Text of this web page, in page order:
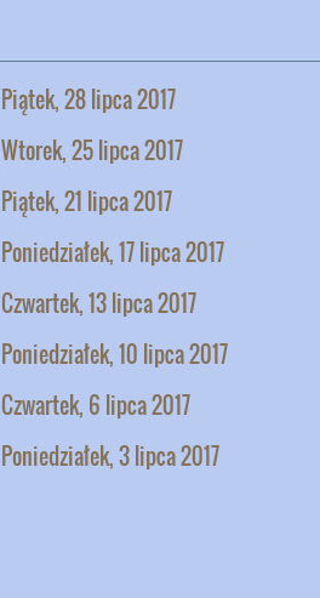
Piątek, 28 lipca 2017
Wtorek, 25 lipca 2017
Piątek, 21 lipca 2017
Poniedziałek, 17 lipca 2017
Czwartek, 13 lipca 2017
Poniedziałek, 10 lipca 2017
Czwartek, 6 lipca 2017
Poniedziałek, 3 lipca 2017